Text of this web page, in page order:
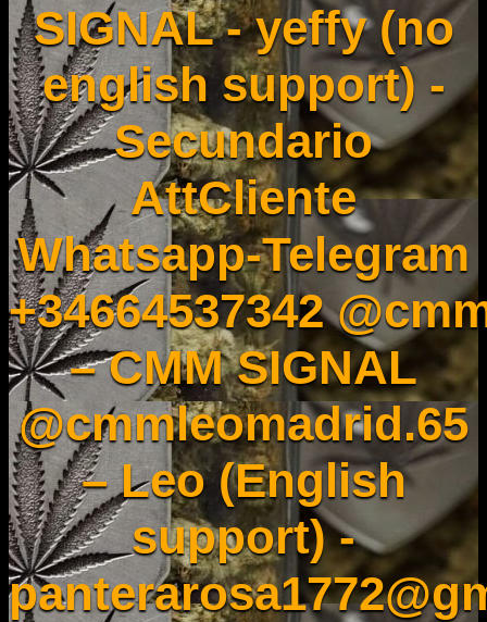
SIGNAL - yeffy (no
english support) -
Secundario
AttCliente
Whatsapp-Telegram
+34664537342
– CMM SIGNAL
@cmmleomadrid.65
– Leo (English
support) -